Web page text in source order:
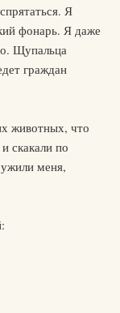
Я
фонарь. Я даже
Щупальца
граждан
животных, что
скакали по
меня,